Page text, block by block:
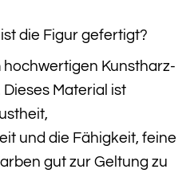
die Figur gefertigt?
hochwertigen Kunstharz-
Material ist
und die Fähigkeit, feine
gut zur Geltung zu